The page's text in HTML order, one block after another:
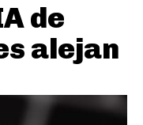
de
alejan